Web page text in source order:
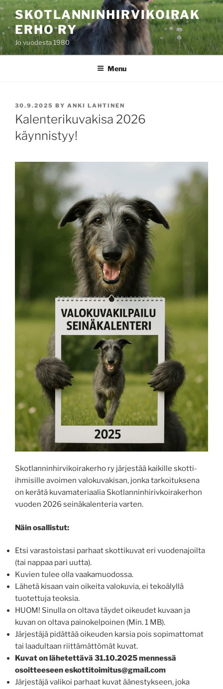
Skip
to
content
SKOTLANNINHIRVIKOIRAK
ERHO RY
Jo vuodesta 1980
Menu
POSTED
ON
30.9.2025 BY ANKI LAHTINEN
Kalenterikuvakisa 2026
käynnistyy!
Skotlanninhirvikoirakerho ry järjestää kaikille skotti-
ihmisille avoimen valokuvakisan, jonka tarkoituksena
on kerätä kuvamateriaalia Skotlanninhirivkoirakerhon
vuoden 2026 seinäkalenteria varten.
Näin osallistut:
Etsi varastoistasi parhaat skottikuvat eri vuodenajoilta
(tai nappaa pari uutta).
Kuvien tulee olla vaakamuodossa.
Lähetä kisaan vain oikeita valokuvia, ei tekoälyllä
tuotettuja teoksia.
HUOM! Sinulla on oltava täydet oikeudet kuvaan ja
kuvan on oltava painokelpoinen (Min. 1 MB).
Järjestäjä pidättää oikeuden karsia pois sopimattomat
tai laadultaan riittämättömät kuvat.
Kuvat on lähetettävä 31.10.2025 mennessä
osoitteeseen eskottitoimitus@gmail.com
Järjestäjä valikoi parhaat kuvat äänestykseen, joka